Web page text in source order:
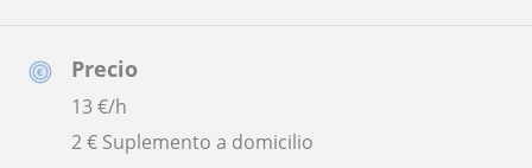
Precio
13 €/h
2 € Suplemento a domicilio